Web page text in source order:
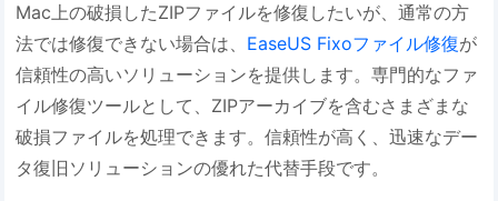
Mac上の破損したZIPファイルを修復したいが、通常の方
法では修復できない場合は、 EaseUS Fixoファイル修復が
信頼性の高いソリューションを提供します。専門的なファ
イル修復ツールとして、ZIPアーカイブを含むさまざまな
破損ファイルを処理できます。信頼性が高く、迅速なデー
タ復旧ソリューションの優れた代替手段です。